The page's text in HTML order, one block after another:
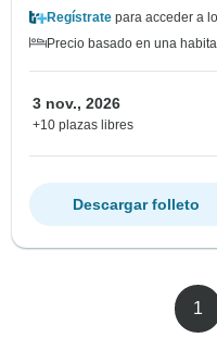
Regístrate para acceder a
Precio basado en una
3 nov., 2026
+10 plazas libres
Descargar folleto
1